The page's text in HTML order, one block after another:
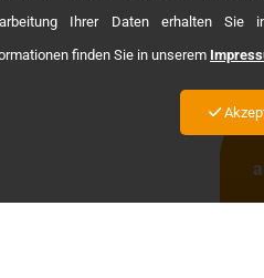
Ihrer Daten erhalten Sie
finden Sie in unserem